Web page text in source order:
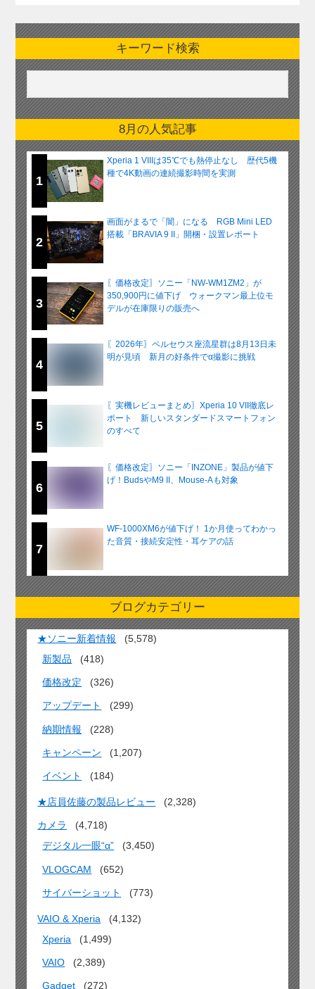
キーワード検索
8月の人気記事
1
Xperia 1 VIIIは35℃でも熱停止なし 歴代5機
種で4K動画の連続撮影時間を実測
2
画面がまるで「闇」になる RGB Mini LED
搭載「BRAVIA 9 II」開梱・設置レポート
3
〖価格改定〗ソニー「NW-WM1ZM2」が
350,900円に値下げ ウォークマン最上位モ
デルが在庫限りの販売へ
4
〖2026年〗ペルセウス座流星群は8月13日未
明が見頃 新月の好条件でα撮影に挑戦
5
〖実機レビューまとめ〗Xperia 10 VII徹底レ
ポート 新しいスタンダードスマートフォン
のすべて
6
〖価格改定〗ソニー「INZONE」製品が値下
げ！BudsやM9 II、Mouse-Aも対象
7
WF-1000XM6が値下げ！ 1か月使ってわかっ
た音質・接続安定性・耳ケアの話
ブログカテゴリー
★ソニー新着情報
(5,578)
新製品
(418)
価格改定 (326)
アップデート (299)
納期情報 (228)
キャンペーン (1,207)
イベント (184)
★店員佐藤の製品レビュー (2,328)
カメラ
(4,718)
デジタル一眼“α”
(3,450)
VLOGCAM (652)
サイバーショット (773)
VAIO & Xperia
(4,132)
Xperia
(1,499)
VAIO (2,389)
Gadget (272)